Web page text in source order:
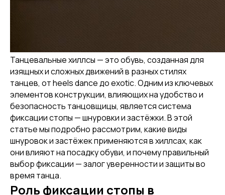
Танцевальные хиллсы — это обувь, созданная для
изящных и сложных движений в разных стилях
танцев, от heels dance до exotic. Одним из ключевых
элементов конструкции, влияющих на удобство и
безопасность танцовщицы, является система
фиксации стопы — шнуровки и застёжки. В этой
статье мы подробно рассмотрим, какие виды
шнуровок и застёжек применяются в хиллсах, как
они влияют на посадку обуви, и почему правильный
выбор фиксации — залог уверенности и защиты во
время танца.
Роль фиксации стопы в